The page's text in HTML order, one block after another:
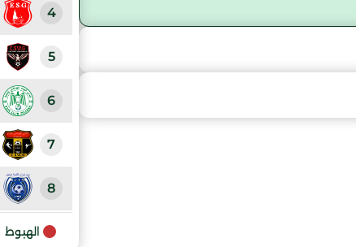
4
5
6
7
8
9 الهبوط